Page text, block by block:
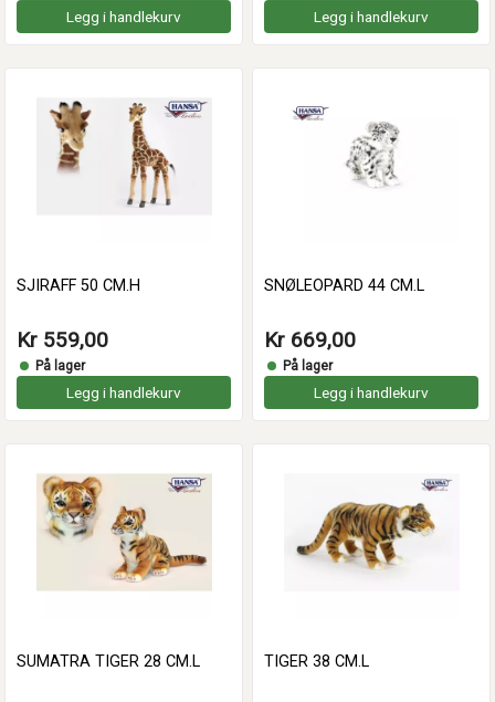
Legg i handlekurv Legg i handlekurv
SJIRAFF 50 CM.H
Kr 559,00
På lager
Legg i handlekurv
SNØLEOPARD 44 CM.L
Kr 669,00
På lager
Legg i handlekurv
SUMATRA TIGER 28 CM.L TIGER 38 CM.L